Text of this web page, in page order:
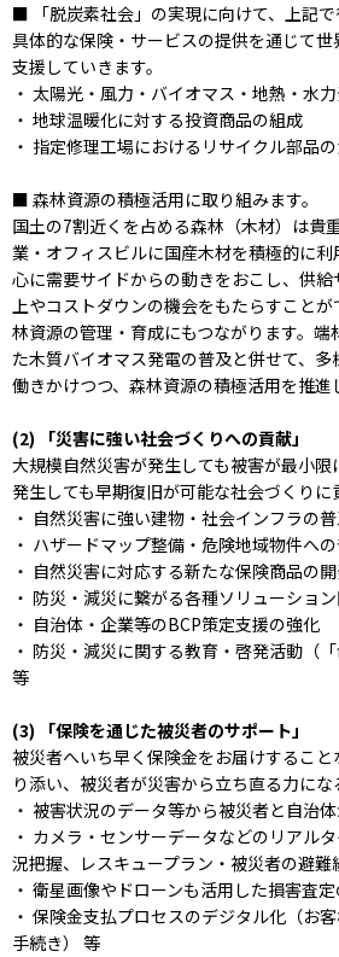
■ 「脱炭素社会」の実現に向けて、上記で
具体的な保険・サービスの提供を通じて
支援していきます。
・ 太陽光・風力・バイオマス・地熱・水
・ 地球温暖化に対する投資商品の組成
・ 指定修理工場におけるリサイクル部品
■ 森林資源の積極活用に取り組みます。
国土の7割近くを占める森林（木材）は貴
業・オフィスビルに国産木材を積極的に
心に需要サイドからの動きをおこし、供
上やコストダウンの機会をもたらすこと
林資源の管理・育成にもつながります。端
た木質バイオマス発電の普及と併せて、
働きかけつつ、森林資源の積極活用を推進
(2) 「災害に強い社会づくりへの貢献」
大規模自然災害が発生しても被害が最小
発生しても早期復旧が可能な社会づくりに
・ 自然災害に強い建物・社会インフラの
・ ハザードマップ整備・危険地域物件へ
・ 自然災害に対応する新たな保険商品の
・ 防災・減災に繋がる各種ソリューショ
・ 自治体・企業等のBCP策定支援の強化
・ 防災・減災に関する教育・啓発活動（
等
(3) 「保険を通じた被災者のサポート」
被災者へいち早く保険金をお届けするこ
り添い、被災者が災害から立ち直る力にな
・ 被害状況のデータ等から被災者と自治
・ カメラ・センサーデータなどのリアル
況把握、レスキュープラン・被災者の避難
・ 衛星画像やドローンも活用した損害査
・ 保険金支払プロセスのデジタル化（お
手続き） 等